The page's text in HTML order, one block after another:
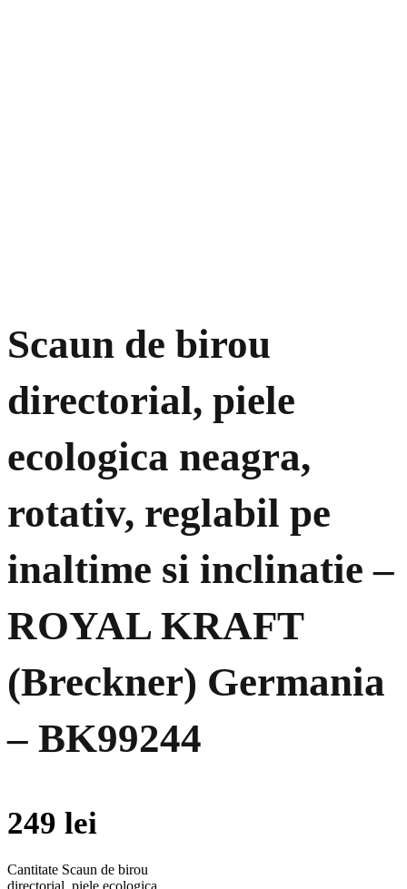
Scaun de birou
directorial, piele
ecologica neagra,
rotativ, reglabil pe
inaltime si inclinatie –
ROYAL KRAFT
(Breckner) Germania
– BK99244
249 lei
Cantitate Scaun de birou